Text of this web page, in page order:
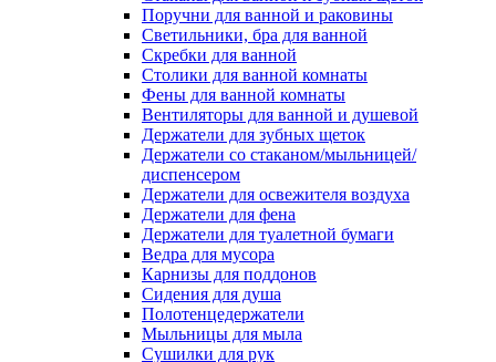
Поручни для ванной и раковины
Светильники, бра для ванной
Скребки для ванной
Столики для ванной комнаты
Фены для ванной комнаты
Вентиляторы для ванной и душевой
Держатели для зубных щеток
Держатели со стаканом/мыльницей/
диспенсером
Держатели для освежителя воздуха
Держатели для фена
Держатели для туалетной бумаги
Ведра для мусора
Карнизы для поддонов
Сидения для душа
Полотенцедержатели
Мыльницы для мыла
Сушилки для рук